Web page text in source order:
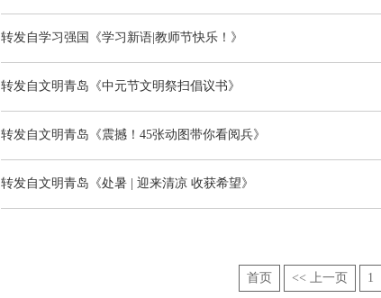
转发自学习强国《学习新语|教师节快乐！》
转发自文明青岛《中元节文明祭扫倡议书》
转发自文明青岛《震撼！45张动图带你看阅兵》
转发自文明青岛《处暑 | 迎来清凉 收获希望》
首页 << 上一页 1